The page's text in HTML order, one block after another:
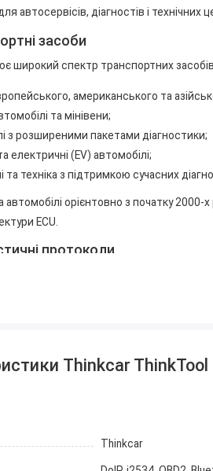
автосервісів, діагностів і технічних
засоби
широкий спектр транспортних
американського та
та мінівени;
з розширеними пакетами діагностики;
електричні (EV) автомобілі;
та техніка з підтримкою сучасних
орієнтовно з початку 2000-
ECU.
протоколи
автомобільні шини;
функції
діагностичних кодів несправностей
у момент виникнення
Thinkcar
Thinkcar